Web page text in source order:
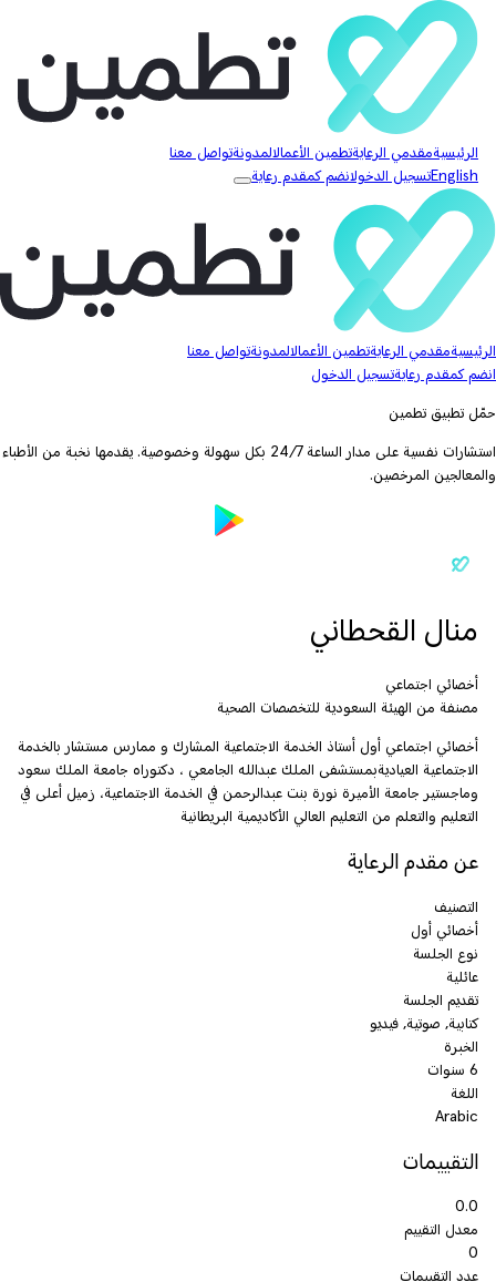
الرئيسيةمقدمي الرعايةتطمين الأعمالالمدونةتواصل معنا
Englishتسجيل الدخولانضم كمقدم رعاية
الرئيسيةمقدمي الرعايةتطمين الأعمالالمدونةتواصل معنا
انضم كمقدم رعايةتسجيل الدخول
حمّل تطبيق تطمين
استشارات نفسية على مدار الساعة 24/7 بكل سهولة وخصوصية. يقدمها نخبة من الأطباء
والمعالجين المرخصين.
منال القحطاني
أخصائي اجتماعي
مصنفة من الهيئة السعودية للتخصصات الصحية
أخصائي اجتماعي أول أستاذ الخدمة الاجتماعية المشارك و ممارس مستشار بالخدمة
الاجتماعية العياديةبمستشفى الملك عبدالله الجامعي ، دكتوراه جامعة الملك سعود
وماجستير جامعة الأميرة نورة بنت عبدالرحمن في الخدمة الاجتماعية، زميل أعلى في
التعليم والتعلم من التعليم العالي الأكاديمية البريطانية
عن مقدم الرعاية
التصنيف
أخصائي أول
نوع الجلسة
عائلية
تقديم الجلسة
كتابية, صوتية, فيديو
الخبرة
6 سنوات
اللغة
Arabic
التقييمات
0.0
معدل التقييم
0
عدد التقييمات